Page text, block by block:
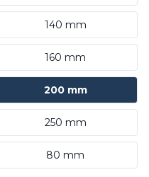
140 mm
160 mm
200 mm
250 mm
80 mm